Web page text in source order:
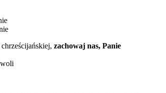
zachowaj nas, Panie